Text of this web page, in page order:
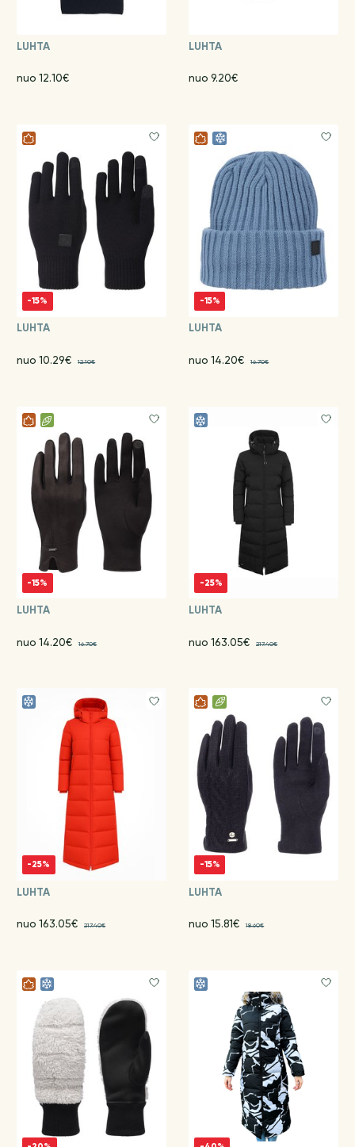
LUHTA
nuo 12.10€
LUHTA
nuo 9.20€
-15%
LUHTA
nuo 10.29€ 12.10€
-15%
LUHTA
nuo 14.20€ 16.70€
-15%
LUHTA
nuo 14.20€ 16.70€
-25%
LUHTA
nuo 163.05€ 217.40€
-25%
LUHTA
nuo 163.05€ 217.40€
-15%
LUHTA
nuo 15.81€ 18.60€